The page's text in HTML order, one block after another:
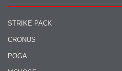
STRIKE PACK
CRONUS
POGA